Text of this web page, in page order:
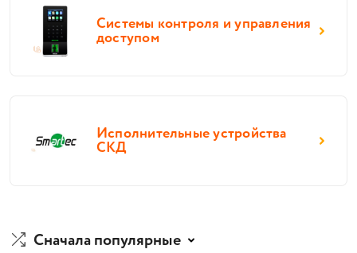
Системы контроля и управления
доступом
Исполнительные устройства
СКД
Сначала популярные